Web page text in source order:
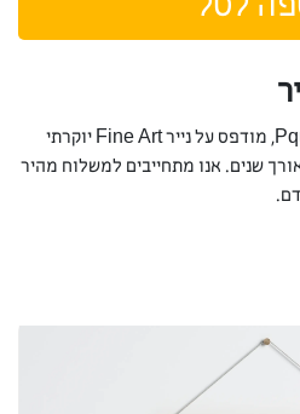
לסל
עיצוב מקורי ובלעדי ל-Pquick Art, מודפס על נייר Fine Art יוקרתי
שנים. אנו מתחייבים למשלוח מהיר